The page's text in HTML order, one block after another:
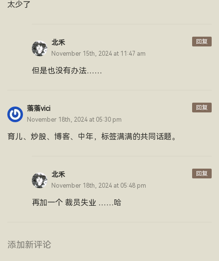
太少了
北禾
November 15th, 2024 at 11:47 am
但是也没有办法……
回复
落落vici
November 18th, 2024 at 05:30 pm
育儿、炒股、博客、中年，标签满满的共同话题。
回复
北禾
November 18th, 2024 at 05:48 pm
再加一个 裁员失业 ……哈
回复
添加新评论